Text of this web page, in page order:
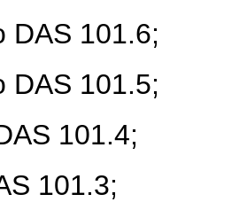
DAS 101.6;
DAS 101.5;
101.4;
101.3;